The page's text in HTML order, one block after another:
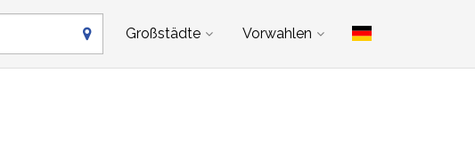
Großstädte Vorwahlen